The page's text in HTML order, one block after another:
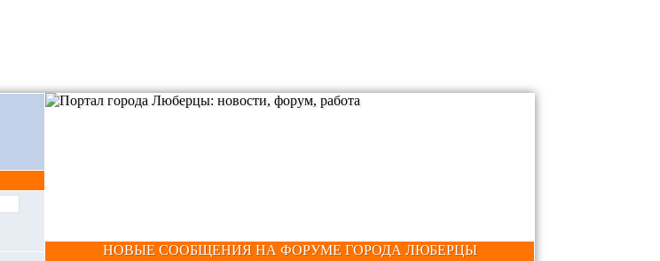
НОВЫЕ СООБЩЕНИЯ НА ФОРУМЕ ГОРОДА ЛЮБЕРЦЫ